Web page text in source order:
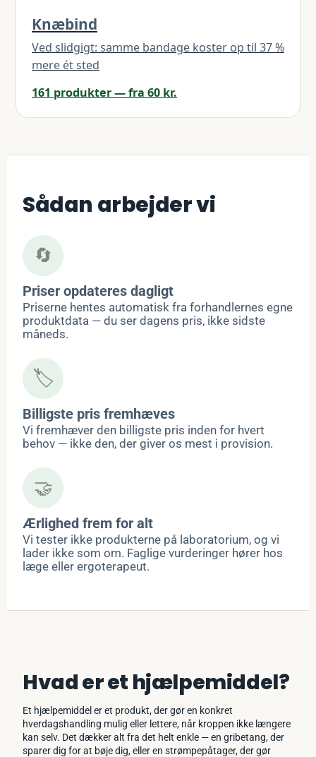
Knæbind
Ved slidgigt: samme bandage koster op til 37 %
mere ét sted
161 produkter — fra 60 kr.
Sådan arbejder vi
🔄
Priser opdateres dagligt
Priserne hentes automatisk fra forhandlernes egne
produktdata — du ser dagens pris, ikke sidste
måneds.
🏷️
Billigste pris fremhæves
Vi fremhæver den billigste pris inden for hvert
behov — ikke den, der giver os mest i provision.
🤝
Ærlighed frem for alt
Vi tester ikke produkterne på laboratorium, og vi
lader ikke som om. Faglige vurderinger hører hos
læge eller ergoterapeut.
Hvad er et hjælpemiddel?
Et hjælpemiddel er et produkt, der gør en konkret
hverdagshandling mulig eller lettere, når kroppen ikke længere
kan selv. Det dækker alt fra det helt enkle — en gribetang, der
sparer dig for at bøje dig, eller en strømpepåtager, der gør